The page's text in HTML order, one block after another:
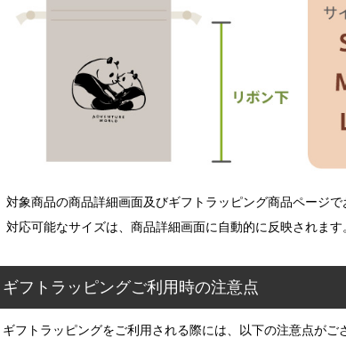
対象商品の商品詳細画面及びギフトラッピング商品ページで
対応可能なサイズは、商品詳細画面に自動的に反映されます
ギフトラッピングご利用時の注意点
ギフトラッピングをご利用される際には、以下の注意点が